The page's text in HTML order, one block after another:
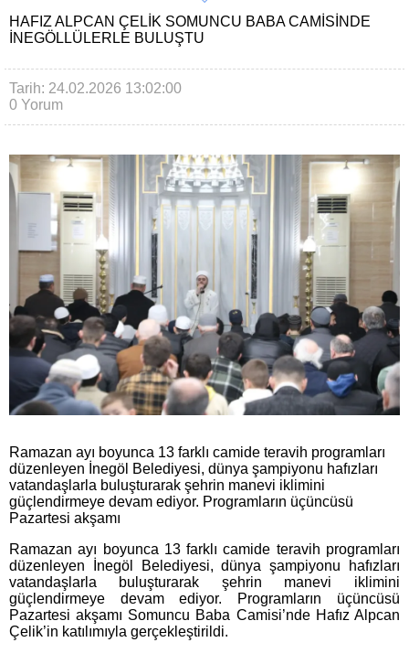
HAFIZ ALPCAN ÇELIK SOMUNCU BABA CAMISINDE
İNEGÖLLÜLERLE BULUŞTU
Tarih: 24.02.2026 13:02:00
0 Yorum
Ramazan ayı boyunca 13 farklı camide teravih programları
düzenleyen İnegöl Belediyesi, dünya şampiyonu hafızları
vatandaşlarla buluşturarak şehrin manevi iklimini
güçlendirmeye devam ediyor. Programların üçüncüsü
Pazartesi akşamı
Ramazan ayı boyunca 13 farklı camide teravih programları
düzenleyen İnegöl Belediyesi, dünya şampiyonu hafızları
vatandaşlarla buluşturarak şehrin manevi iklimini
güçlendirmeye devam ediyor. Programların üçüncüsü
Pazartesi akşamı Somuncu Baba Camisi’nde Hafız Alpcan
Çelik’in katılımıyla gerçekleştirildi.